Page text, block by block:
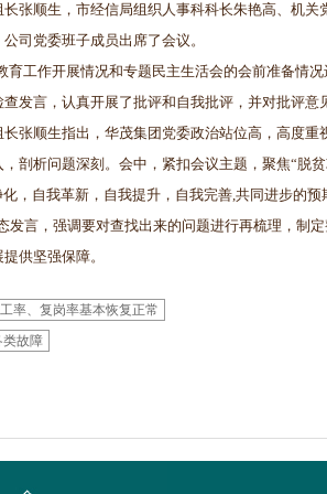
张顺生，市经信局组织人事科科长朱艳高、机
公司党委班子成员出席了会议。
工作开展情况和专题民主生活会的会前准备情况
发言，认真开展了批评和自我批评，并对批评意
张顺生指出，华茂集团党委政治站位高，高度重
剖析问题深刻。会中，紧扣会议主题，聚焦“脱
，自我革新，自我提升，自我完善,共同进步的预
言，强调要对查找出来的问题进行再梳理，制
供坚强保障。
率、复岗率基本恢复正常
类故障